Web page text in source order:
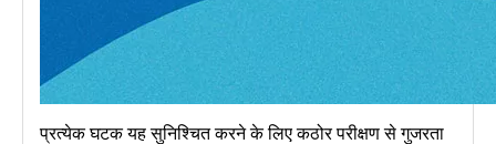
प्रत्येक घटक यह सुनिश्चित करने के लिए कठोर परीक्षण से गुजरता